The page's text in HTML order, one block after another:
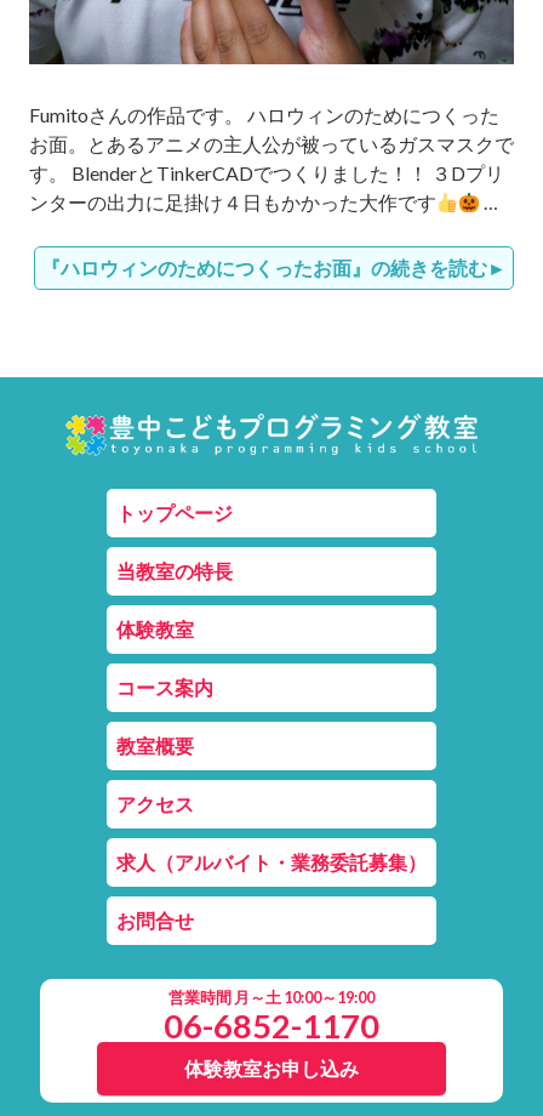
Fumitoさんの作品です。 ハロウィンのためにつくった
お面。とあるアニメの主人公が被っているガスマスクで
す。 BlenderとTinkerCADでつくりました！！ ３Dプリ
ンターの出力に足掛け４日もかかった大作です
…
『ハロウィンのためにつくったお面』の続きを読む
トップページ
当教室の特長
体験教室
コース案内
教室概要
アクセス
求人（アルバイト・業務委託募集）
お問合せ
営業時間 月～土 10:00～19:00
06-6852-1170
体験教室お申し込み